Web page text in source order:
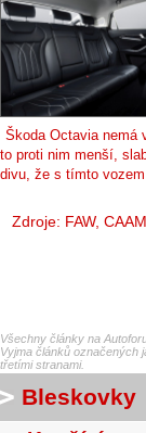
Škoda Octavia nemá
to proti nim menší,
divu, že s tímto
Zdroje: FAW, CAAM
Všechny články na
Vyjma článků označených
třetími stranami.
Bleskovky